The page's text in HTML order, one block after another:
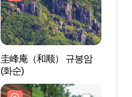
圭峰庵（和顺） 규봉암
(화순)